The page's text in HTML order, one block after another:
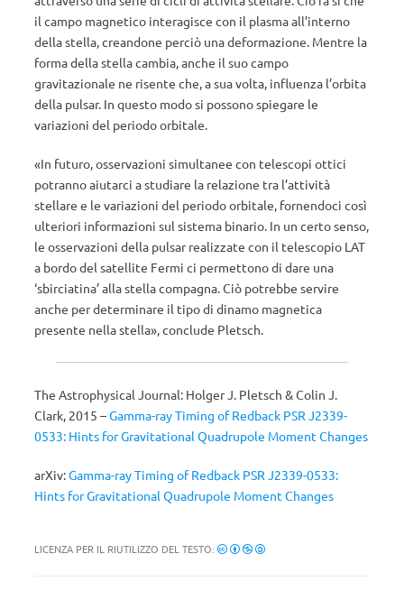
il campo magnetico interagisce con il plasma all’interno
della stella, creandone perciò una deformazione. Mentre la
forma della stella cambia, anche il suo campo
gravitazionale ne risente che, a sua volta, influenza l’orbita
della pulsar. In questo modo si possono spiegare le
variazioni del periodo orbitale.
«In futuro, osservazioni simultanee con telescopi ottici
potranno aiutarci a studiare la relazione tra l’attività
stellare e le variazioni del periodo orbitale, fornendoci così
ulteriori informazioni sul sistema binario. In un certo senso,
le osservazioni della pulsar realizzate con il telescopio LAT
a bordo del satellite Fermi ci permettono di dare una
‘sbirciatina’ alla stella compagna. Ciò potrebbe servire
anche per determinare il tipodi dinamo magnetica
presente nella stella», conclude Pletsch.
The Astrophysical Journal: Holger J. Pletsch & Colin J.
Clark, 2015 –Gamma-ray Timing of Redback PSR J2339-
0533: Hints for Gravitational Quadrupole Moment Changes
arXiv:Gamma-ray Timing of Redback PSR J2339-0533:
Hints for Gravitational Quadrupole Moment Changes
LICENZA PER IL RIUTILIZZO DEL TESTO: